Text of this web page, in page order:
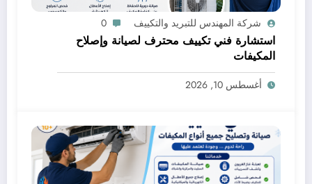
شركة المهندس للتبريد والتكييف 0
استشارة فني تكييف محترف لصيانة وإصلاح
المكيفات
أغسطس 10, 2026